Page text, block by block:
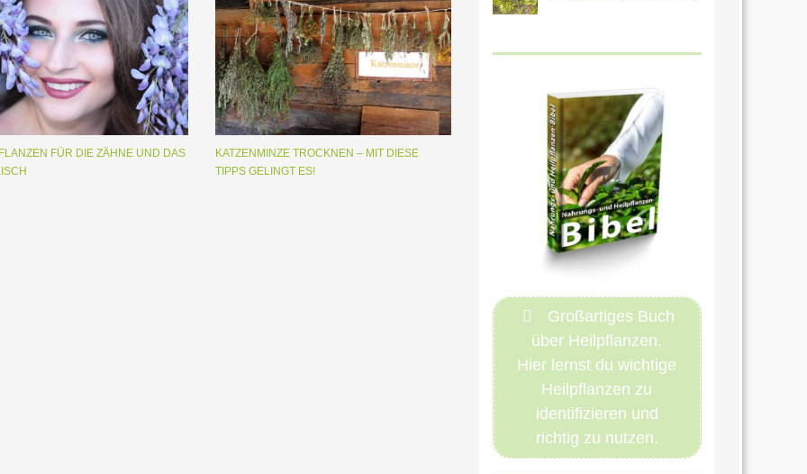
FÜR DIE ZÄHNE UND DAS
KATZENMINZE TROCKNEN – MIT DIESE
TIPPS GELINGT ES!
Großartiges Buch
über Heilpflanzen.
Hier lernst du wichtige
Heilpflanzen zu
identifizieren und
richtig zu nutzen.